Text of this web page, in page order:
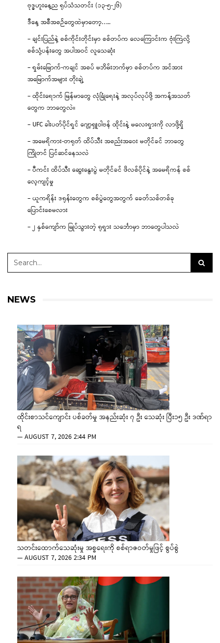
ဗုဒ္ဓဟူးနေ့ည ရုပ်သံသတင်း (၁၃-၅-၂၆)
ဒီနေ့ အစီအစဉ်တွေထဲမှာတော့…..
– ချင်းပြည်နဲ့ စစ်ကိုင်းတိုင်းမှာ စစ်တပ်က လေကြောင်းက ဗုံးကြဲလို့
စစ်သုံ့ပန်းတွေ အပါအဝင် လူသေဆုံး
– ရှမ်းမြောက်-ကချင် အစပ် မဘိမ်းဘက်မှာ စစ်တပ်က အင်အား
အမြောက်အများ တိုးချဲ့
– ထိုင်းရောက် မြန်မာတွေ လုံခြုံရေးနဲ့ အလုပ်လုပ်ဖို့ အကန့်အသတ်
တွေက ဘာတွေလဲ။
– UFC ခါးပတ်ပိုင်ရှင် ဂျော့ရှူဝါဗန် ထိုင်းနဲ့ မလေးရှားကို လာဖို့ရှိ
– အမေရိကား-တရုတ် ထိပ်သီး အစည်းအဝေး မတိုင်ခင် ဘာတွေ
ကြိုတင် ပြင်ဆင်နေသလဲ
– ပီကင်း ထိပ်သီး ဆွေးနွေးပွဲ မတိုင်ခင် ဖိလစ်ပိုင်နဲ့ အမေရိကန် စစ်
လေ့ကျင့်မှု
– ယူကရိန်း ဒရုန်းတွေက စစ်ပွဲတွေအတွက် ခေတ်သစ်တစ်ခု
ပြောင်းစေမလား
– ၂ နှစ်ကျော်က မြုပ်သွားတဲ့ ရုရှား သင်္ဘောမှာ ဘာတွေပါသလဲ
NEWS
ထိုင်းစာသင်ကျောင်း ပစ်ခတ်မှု အနည်းဆုံး ၇ ဦး သေဆုံး ပြီး၁၅ ဦး ဒဏ်ရာ
ရ
—AUGUST 7, 2026 2:44 PM
သတင်းထောက်သေဆုံးမှု အစ္စရေးကို စစ်ရာဇဝတ်မှုဖြင့် စွပ်စွဲ
—AUGUST 7, 2026 2:34 PM